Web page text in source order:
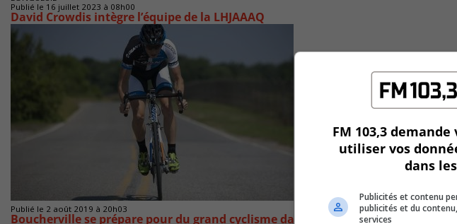
Publié le 16 juillet 2023 à 08h00
David Crowdis intègre l’équipe de la LHJAAAQ
Publié le 2 août 2019 à 20h03
Boucherville se prépare pour du grand cyclisme dans ses rues
FM 103,3
utiliser vos
dans
Publicités et contenu
publicités et du
services